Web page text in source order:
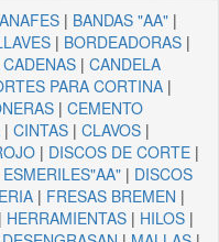
ANAFES| BANDAS "AA"|
| BORDEADORAS |
CADENAS | CANDELA
PARA CORTINA |
| CEMENTO
| CINTAS| CLAVOS|
| DISCOS DE CORTE|
| DISCOS
| FRESAS BREMEN |
HERRAMIENTAS| HILOS|